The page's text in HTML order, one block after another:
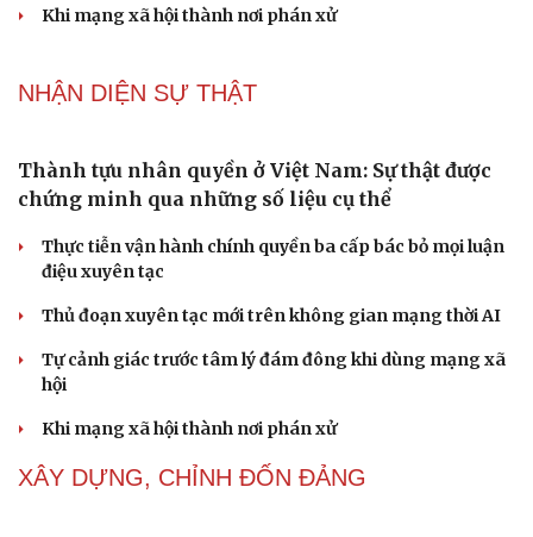
khỏi nước ngoài
hoàng phát hiện mắc bệnh tình dục
Ranh giới mong manh giữa hài hước và phản cảm
“Đô thị xanh - từ yêu cầu thích ứng đến động lực phát
triển”
Lời ru còn mãi trên đảo Lý Sơn
Quyết tâm chính trị tạo động lực cho mục tiêu tăng
trưởng hai con số
NHẬN DIỆN SỰ THẬT